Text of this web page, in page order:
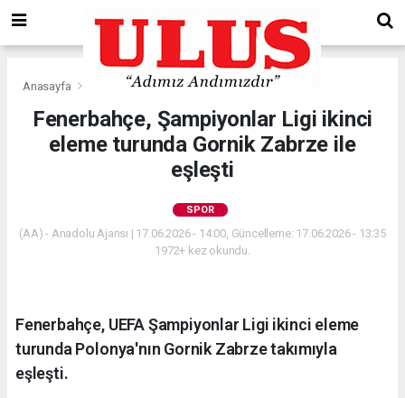
Anasayfa
Fenerbahçe, Şampiyonlar Ligi ikinci
eleme turunda Gornik Zabrze ile
eşleşti
SPOR
(AA) - Anadolu Ajansı | 17.06.2026 - 14:00, Güncelleme: 17.06.2026 - 13:35
1972+ kez okundu.
Fenerbahçe, UEFA Şampiyonlar Ligi ikinci eleme
turunda Polonya'nın Gornik Zabrze takımıyla
eşleşti.